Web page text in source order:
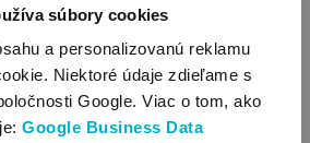
súbory cookies
a personalizovanú reklamu
Niektoré údaje zdieľame s
Google. Viac o tom, ako
Google Business Data
Kabátiky